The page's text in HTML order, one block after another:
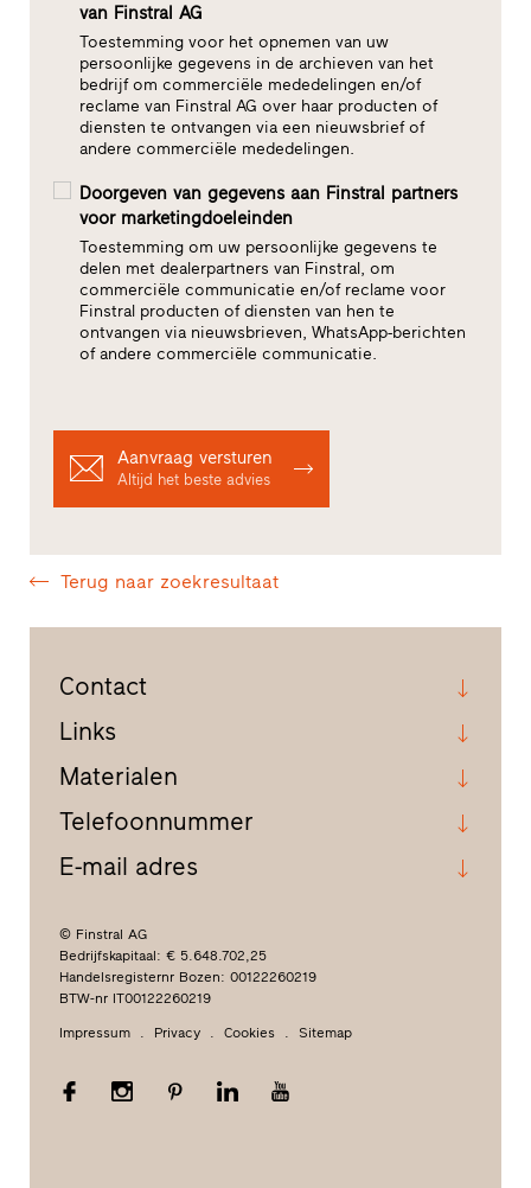
van Finstral AG
Toestemming voor het opnemen van uw
persoonlijke gegevens in de archieven van het
bedrijf om commerciële mededelingen en/of
reclame van Finstral AG over haar producten of
diensten te ontvangen via een nieuwsbrief of
andere commerciële mededelingen.
Doorgeven van gegevens aan Finstral partners
voor marketingdoeleinden
Toestemming om uw persoonlijke gegevens te
delen met dealerpartners van Finstral, om
commerciële communicatie en/of reclame voor
Finstral producten of diensten van hen te
ontvangen via nieuwsbrieven, WhatsApp-berichten
of andere commerciële communicatie.
Aanvraag versturen
Altijd het beste advies
Terug naar zoekresultaat
Contact
Links
Materialen
Telefoonnummer
E-mail adres
© Finstral AG
Bedrijfskapitaal: € 5.648.702,25
Handelsregisternr Bozen: 00122260219
BTW-nr IT00122260219
Impressum Privacy Cookies Sitemap